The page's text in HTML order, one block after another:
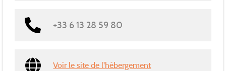
+33 6 13 28 59 80
Voir le site de l'hébergement